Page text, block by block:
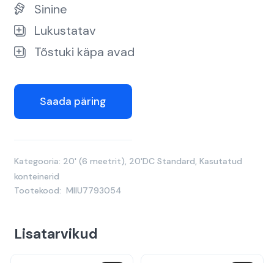
Sinine
Lukustatav
Tõstuki käpa avad
Saada päring
Kategooria: 20' (6 meetrit), 20'DC Standard, Kasutatud
konteinerid
Tootekood: MIIU7793054
Lisatarvikud